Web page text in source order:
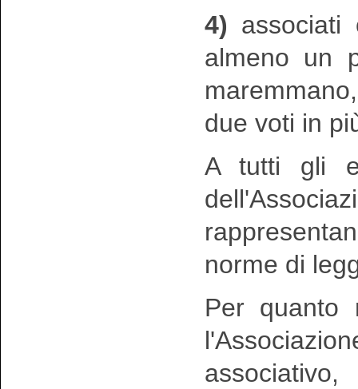
4)
almeno un
due voti in
A tutti gli
norme di
Per quanto